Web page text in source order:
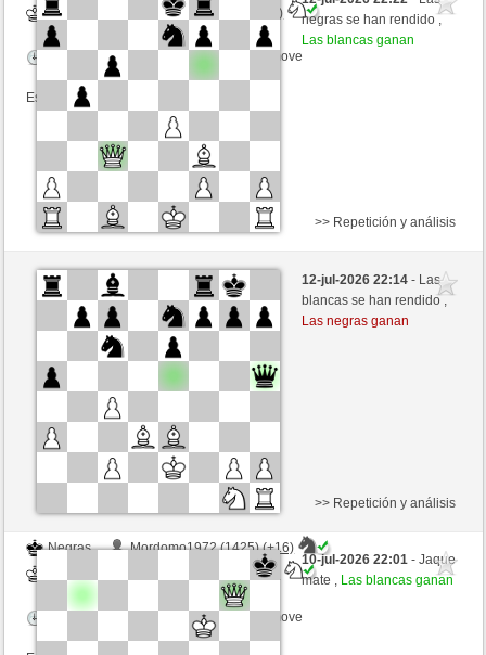
Blancas
congcomayo (1431) (+13)
Tiempo: 10 minutes/side + 8 seconds/move
Esta partida es por puntos
negras se han rendido ,
Las blancas ganan
Negras
jugador (1329) (-12)
Blancas
congcomayo (1419) (+12)
Tiempo: 10 minutes/side + 8 seconds/move
Esta partida es por puntos
>> Repetición y análisis
12-jul-2026 22:14- Las
blancas se han rendido ,
Las negras ganan
Negras
Mordomo1972 (1425) (+16)
congcomayo (1435) (-16)
Tiempo: 10 minutes/side + 8 seconds/move
>> Repetición y análisis
10-jul-2026 22:01- Jaque
mate , Las blancas ganan